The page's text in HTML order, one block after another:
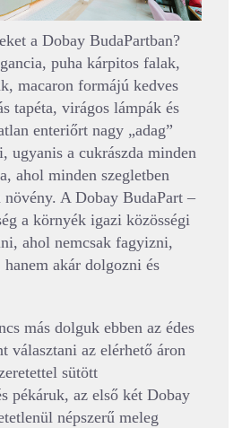
a Dobay BudaPartban?
puha kárpitos falak,
macaron formájú kedves
tapéta, virágos lámpák és
enteriőrt nagy „adag”
ugyanis a cukrászda minden
ahol minden szegletben
A Dobay BudaPart –
a környék igazi közösségi
ahol nemcsak fagyizni,
akár dolgozni és
más dolguk ebben az édes
választani az elérhető áron
sütött
pékáruk, az első két Dobay
népszerű meleg